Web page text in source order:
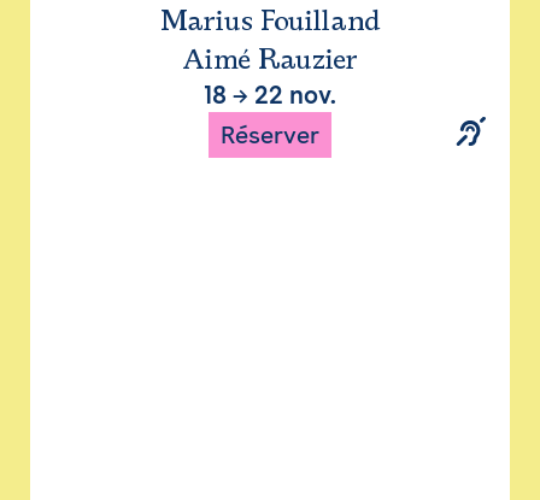
Marius Fouilland
Aimé Rauzier
18 → 22 nov.
Réserver